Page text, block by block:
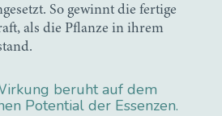
So gewinnt die fertige
als die Pflanze in ihrem
beruht auf dem
Potential der Essenzen.